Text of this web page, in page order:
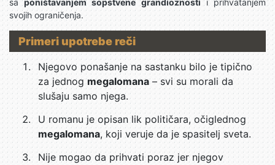
saponištavanjem sopstvene grandioznosti i prihvatanjem
svojih ograničenja.
Primeri upotrebe reči
Njegovo ponašanje na sastanku bilo je tipično
za jednogmegalomana– svi su morali da
slušaju samo njega.
U romanu je opisan lik političara, očiglednog
megalomana, koji veruje da je spasitelj sveta.
Nije mogao da prihvati poraz jer njegov